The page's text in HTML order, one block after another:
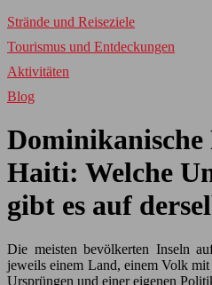
Strände und Reiseziele
Tourismus und Entdeckungen
Aktivitäten
Blog
Dominikanische
Haiti: Welche
gibt es auf
Die meisten bevölkerten Inseln
jeweils einem Land, einem Volk
Ursprüngen und einer eigenen